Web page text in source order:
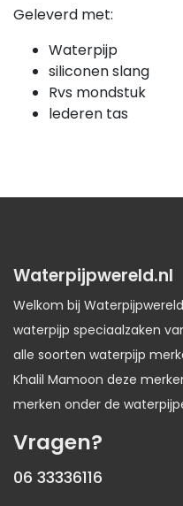
Geleverd met:
Waterpijp
siliconen slang
Rvs mondstuk
lederen tas
Waterpijpwereld.nl
Welkom bij
waterpijp speciaalzaken
alle soorten waterpijp
Khalil Mamoon deze
merken onder de
Vragen?
06 33336116